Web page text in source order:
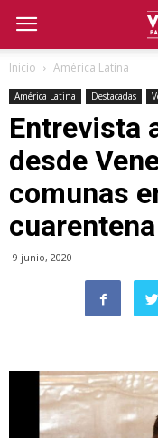
Inicio América Latina
América Latina Destacadas
Entrevista
desde
comunas
cuarentena
9 junio, 2020